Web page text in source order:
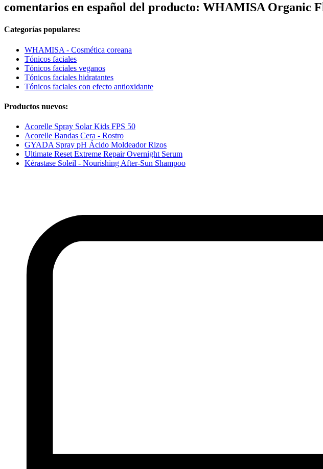
comentarios en español del producto: WHAMISA Organic
Categorías populares:
WHAMISA - Cosmética coreana
Tónicos faciales
Tónicos faciales veganos
Tónicos faciales hidratantes
Tónicos faciales con efecto antioxidante
Productos nuevos:
Acorelle Spray Solar Kids FPS 50
Acorelle Bandas Cera - Rostro
GYADA Spray pH Ácido Moldeador Rizos
Ultimate Reset Extreme Repair Overnight Serum
Kérastase Soleil - Nourishing After-Sun Shampoo